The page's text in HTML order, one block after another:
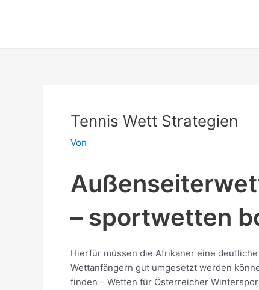
Tennis Wett Strategien
Von
– sportwetten
Hierfür müssen die Afrikaner eine
Wettanfängern gut umgesetzt werden
finden – Wetten für Österreicher